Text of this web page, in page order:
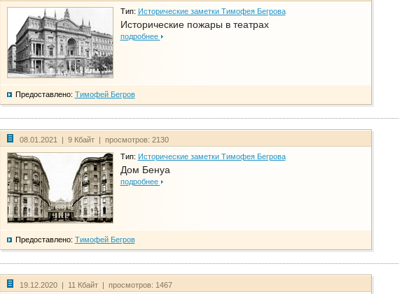
Тип: Исторические заметки Тимофея Бегрова
Исторические пожары в театрах
подробнее
Предоставлено: Тимофей Бегров
08.01.2021 | 9 Кбайт | просмотров: 2130
Тип: Исторические заметки Тимофея Бегрова
Дом Бенуа
подробнее
Предоставлено: Тимофей Бегров
19.12.2020 | 11 Кбайт | просмотров: 1467